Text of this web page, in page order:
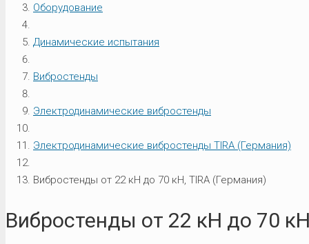
Оборудование
Динамические испытания
Вибростенды
Электродинамические вибростенды
Электродинамические вибростенды TIRA (Германия)
Вибростенды от 22 кН до 70 кН, TIRA (Германия)
Вибростенды от 22 кН до 70